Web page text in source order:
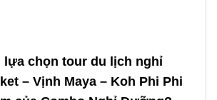
lựa chọn tour du lịch nghỉ
– Vịnh Maya – Koh Phi Phi